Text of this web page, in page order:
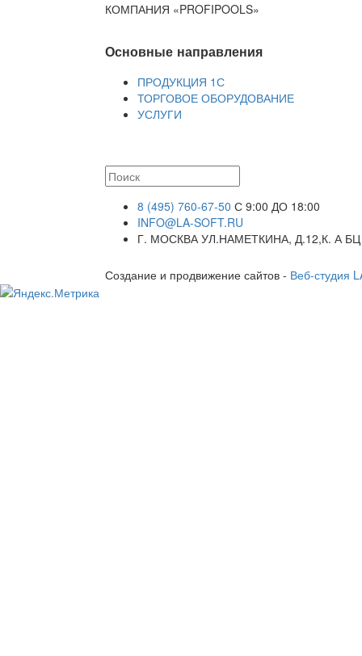
КОМПАНИЯ «PROFIPOOLS»
Основные направления
ПРОДУКЦИЯ 1С
ТОРГОВОЕ ОБОРУДОВАНИЕ
УСЛУГИ
8 (495) 760-67-50 С 9:00 ДО 18:00
INFO@LA-SOFT.RU
Г. МОСКВА УЛ.НАМЕТКИНА, Д.12,К. А
Создание и продвижение сайтов - Веб-студия